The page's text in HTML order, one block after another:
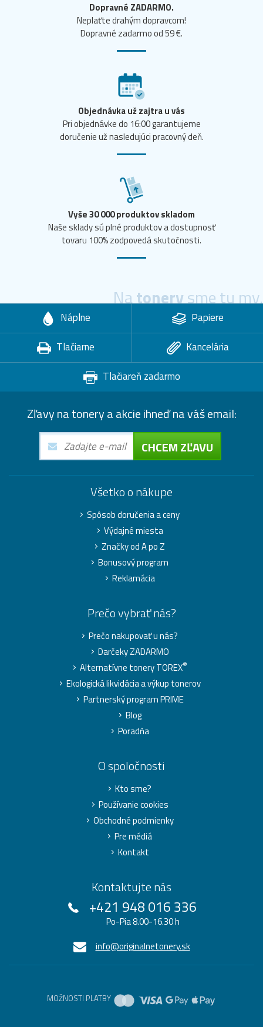
Dopravné ZADARMO.
Neplaťte drahým dopravcom!
Dopravné zadarmo od 59 €.
Objednávka už zajtra u vás
Pri objednávke do 16:00 garantujeme
doručenie už nasledujúci pracovný deň.
Vyše 30 000 produktov skladom
Naše sklady sú plné produktov a dostupnosť
tovaru 100% zodpovedá skutočnosti.
Natonerysme tu my.
Náplne
Papiere
Tlačiarne
Kancelária
Tlačiareň zadarmo
Zľavy na tonery a akcie ihneď na váš email:
CHCEM ZĽAVU
Všetko o nákupe
Spôsob doručenia a ceny
Výdajné miesta
Značky od A po Z
Bonusový program
Reklamácia
Prečo vybrať nás?
Prečo nakupovať u nás?
Darčeky ZADARMO
Alternatívne tonery TOREX®
Ekologická likvidácia a výkup tonerov
Partnerský program PRIME
Blog
Poradňa
O spoločnosti
Kto sme?
Používanie cookies
Obchodné podmienky
Pre médiá
Kontakt
Kontaktujte nás
+421 948 016 336
Po-Pia 8.00-16.30 h
info@originalnetonery.sk
MOŽNOSTI PLATBY